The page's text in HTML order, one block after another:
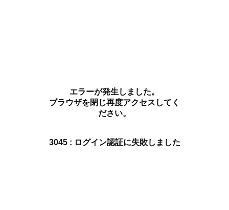
エラーが発生しました。
ブラウザを閉じ再度アクセスしてく
ださい。
3045 : ログイン認証に失敗しました